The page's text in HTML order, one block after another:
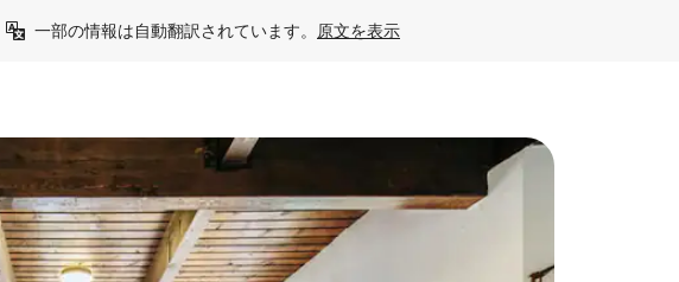
一部の情報は自動翻訳されています。 原文を表示